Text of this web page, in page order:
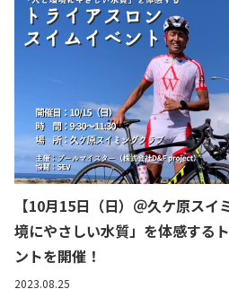
【10月15日（日）＠久ケ原ス
境にやさしい水質」を体感する
ントを開催！
2023.08.25